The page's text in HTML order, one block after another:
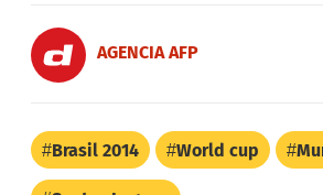
AGENCIA AFP
Brasil 2014 World cup